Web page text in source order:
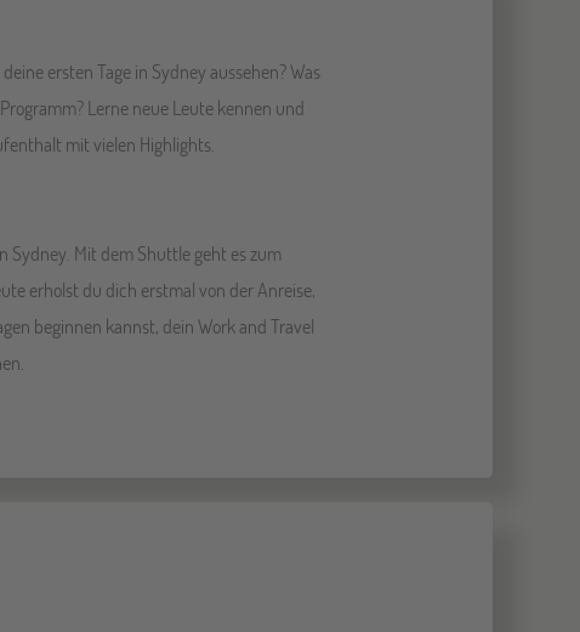
ersten Tage in Sydney aussehen? Was
Lerne neue Leute kennen und
mit vielen Highlights.
Sydney. Mit dem Shuttle geht es zum
erholst du dich erstmal von der Anreise,
beginnen kannst, dein Work and Travel